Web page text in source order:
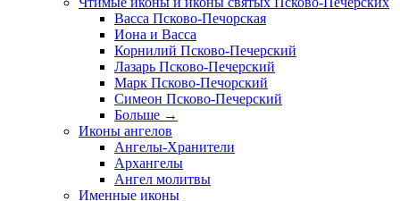
Васса Псково-Печорская
Иона и Васса
Корнилий Псково-Печерский
Лазарь Псково-Печерский
Марк Псково-Печорский
Симеон Псково-Печерский
Больше →
Иконы ангелов
Ангелы-Хранители
Архангелы
Ангел молитвы
Именные иконы